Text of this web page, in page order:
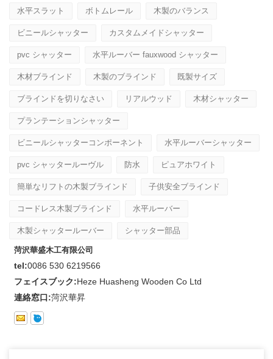
水平スラット ボトムレール 木製のバランス
ビニールシャッター カスタムメイドシャッター
pvc シャッター 水平ルーバー fauxwood シャッター
木材ブラインド 木製のブラインド 既製サイズ
ブラインドを切りなさい リアルウッド 木材シャッター
プランテーションシャッター
ビニールシャッターコンポーネント 水平ルーバーシャッター
pvc シャッタールーヴル 防水 ピュアホワイト
簡単なリフトの木製ブラインド 子供安全ブラインド
コードレス木製ブラインド 水平ルーバー
木製シャッタールーバー シャッター部品
菏沢華盛木工有限公司
tel:0086 530 6219566
フェイスブック:Heze Huasheng Wooden Co Ltd
連絡窓口:菏沢華昇